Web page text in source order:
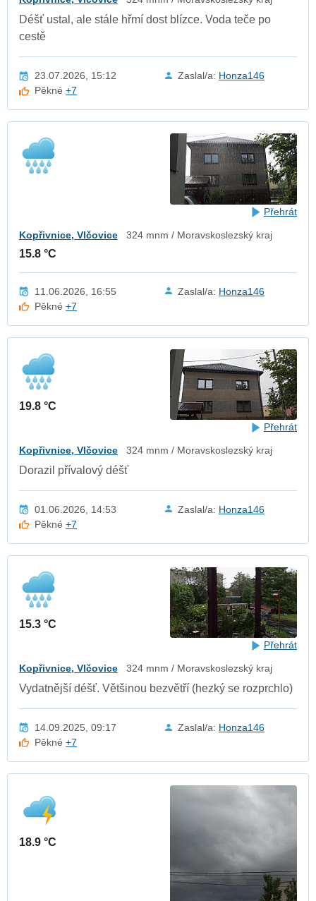
Déšť ustal, ale stále hřmí dost blízce. Voda teče po
cestě
23.07.2026, 15:12 Zaslal/a: Honza146
Pěkné+7
Přehrát
Kopřivnice, Vlčovice 324 mnm / Moravskoslezský kraj
15.8 °C
11.06.2026, 16:55 Zaslal/a: Honza146
Pěkné+7
19.8 °C
Přehrát
Kopřivnice, Vlčovice 324 mnm / Moravskoslezský kraj
Dorazil přívalový déšť
01.06.2026, 14:53 Zaslal/a: Honza146
Pěkné+7
15.3 °C
Přehrát
Kopřivnice, Vlčovice 324 mnm / Moravskoslezský kraj
Vydatnější déšť. Většinou bezvětří (hezký se rozprchlo)
14.09.2025, 09:17 Zaslal/a: Honza146
Pěkné+7
18.9 °C